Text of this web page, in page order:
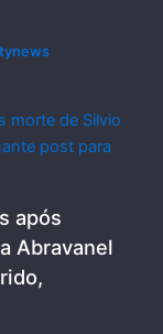
após
Abravanel